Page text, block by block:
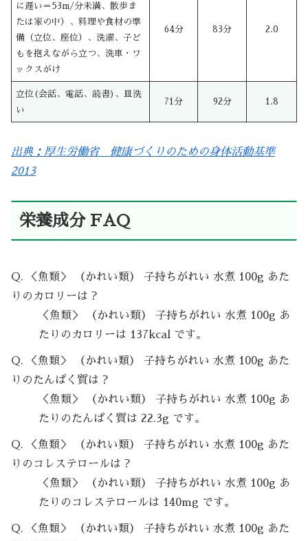
に遅い＝53m/分未満、散歩ま
たは家の中）、料理や食材の準
備（立位、座位）、洗濯、子ど
もを抱えながら立つ、洗車・ワ
ックスがけ
64分 83分 2.0
立位(会話、電話、読書)、皿洗
い
71分 92分 1.8
出典：厚生労働省 健康づくりのための身体活動基準
2013
栄養成分 FAQ
Q. ＜魚類＞ （かれい類） 子持ちがれい 水煮 100g あた
りのカロリーは？
＜魚類＞ （かれい類） 子持ちがれい 水煮 100g あ
たりのカロリーは 137kcal です。
Q. ＜魚類＞ （かれい類） 子持ちがれい 水煮 100g あた
りのたんぱく質は？
＜魚類＞ （かれい類） 子持ちがれい 水煮 100g あ
たりのたんぱく質は 22.3g です。
Q. ＜魚類＞ （かれい類） 子持ちがれい 水煮 100g あた
りのコレステロールは？
＜魚類＞ （かれい類） 子持ちがれい 水煮 100g あ
たりのコレステロールは 140mg です。
Q. ＜魚類＞ （かれい類） 子持ちがれい 水煮 100g あた